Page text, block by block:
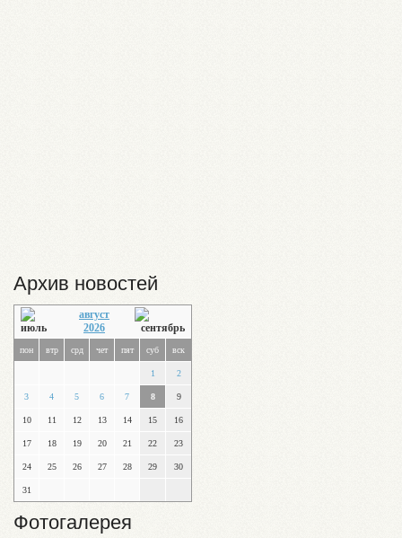
Архив новостей
август
2026
пон втр срд чет пят суб вск
1 2
3 4 5 6 7 8 9
10 11 12 13 14 15 16
17 18 19 20 21 22 23
24 25 26 27 28 29 30
31
Фотогалерея